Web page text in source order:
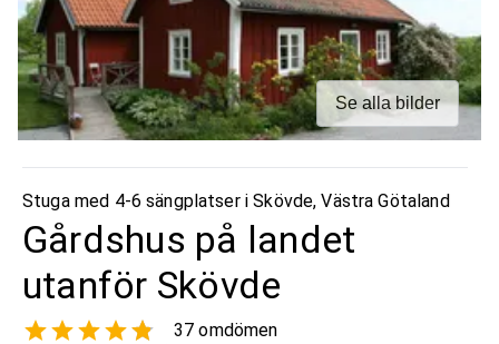
Se alla bilder
Stuga med 4-6 sängplatser iSkövde, Västra Götaland
Gårdshus på landet
utanför Skövde
37 omdömen